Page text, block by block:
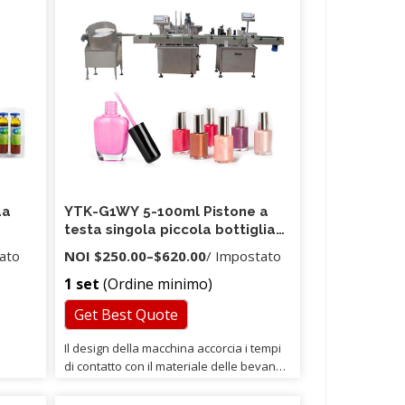
YTK-G1WY 5-100ml Pistone a
testa singola piccola bottiglia
di plastica bevanda juce cbd
olio d'oliva liquido prezzo
macchina di riempimento
NOI $250.00–$620.00/ Impostato
1 set (Ordine minimo)
Get Best Quote
Il design della macchina accorcia i tempi
di contatto con il materiale delle bevande